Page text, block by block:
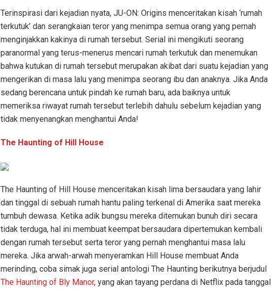
Terinspirasi dari kejadian nyata, JU-ON: Origins menceritakan kisah ‘rumah
terkutuk’ dan serangkaian teror yang menimpa semua orang yang pernah
menginjakkan kakinya di rumah tersebut. Serial ini mengikuti seorang
paranormal yang terus-menerus mencari rumah terkutuk dan menemukan
bahwa kutukan di rumah tersebut merupakan akibat dari suatu kejadian yang
mengerikan di masa lalu yang menimpa seorang ibu dan anaknya. Jika Anda
sedang berencana untuk pindah ke rumah baru, ada baiknya untuk
memeriksa riwayat rumah tersebut terlebih dahulu sebelum kejadian yang
tidak menyenangkan menghantui Anda!
The Haunting of Hill House
The Haunting of Hill House menceritakan kisah lima bersaudara yang lahir
dan tinggal di sebuah rumah hantu paling terkenal di Amerika saat mereka
tumbuh dewasa. Ketika adik bungsu mereka ditemukan bunuh diri secara
tidak terduga, hal ini membuat keempat bersaudara dipertemukan kembali
dengan rumah tersebut serta teror yang pernah menghantui masa lalu
mereka. Jika arwah-arwah menyeramkan Hill House membuat Anda
merinding, coba simak juga serial antologi The Haunting berikutnya berjudul
The Haunting of Bly Manor, yang akan tayang perdana di Netflix pada tanggal